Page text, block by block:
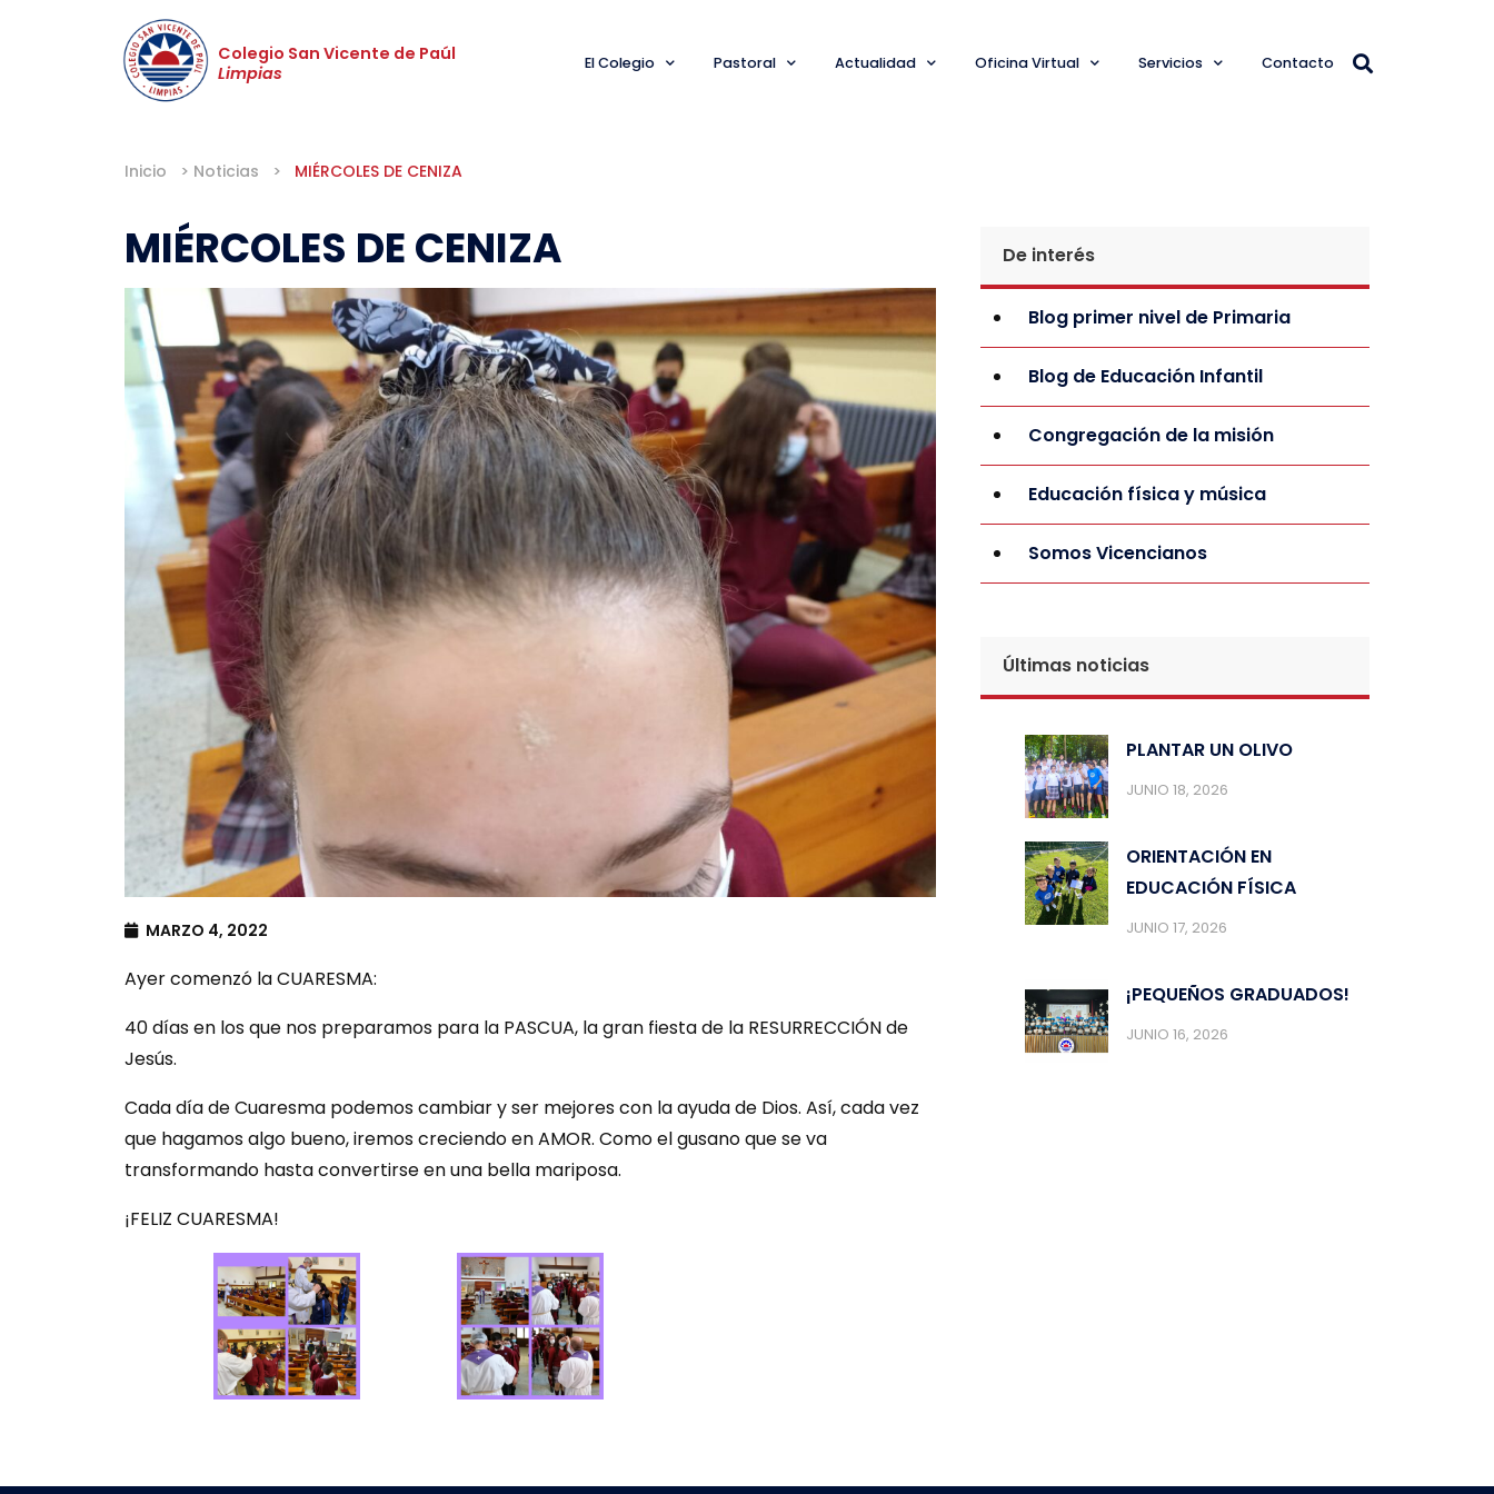
Colegio San Vicente de Paúl
Limpias
El Colegio Pastoral Actualidad Oficina Virtual Servicios Contacto
Inicio > Noticias > MIÉRCOLES DE CENIZA
MIÉRCOLES DE CENIZA
MARZO 4, 2022
Ayer comenzó la CUARESMA:
40 días en los que nos preparamos para la PASCUA, la gran fiesta de la RESURRECCIÓN de
Jesús.
Cada día de Cuaresma podemos cambiar y ser mejores con la ayuda de Dios. Así, cada vez
que hagamos algo bueno, iremos creciendo en AMOR. Como el gusano que se va
transformando hasta convertirse en una bella mariposa.
¡FELIZ CUARESMA!
De interés
Blog primer nivel de Primaria
Blog de Educación Infantil
Congregación de la misión
Educación física y música
Somos Vicencianos
Últimas noticias
PLANTAR UN OLIVO
JUNIO 18, 2026
ORIENTACIÓN EN
EDUCACIÓN FÍSICA
JUNIO 17, 2026
¡PEQUEÑOS GRADUADOS!
JUNIO 16, 2026